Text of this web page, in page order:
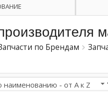
по Брендам